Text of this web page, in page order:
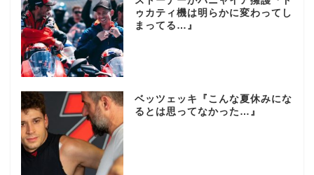
ゥカティ機は明らかに変わってし
まってる…』
ベッツェッキ『こんな夏休みにな
るとは思ってなかった…』